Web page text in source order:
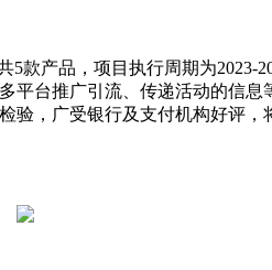
产品，项目执行周期为2023-
台推广引流、传递活动的信
，广受银行及支付机构好评